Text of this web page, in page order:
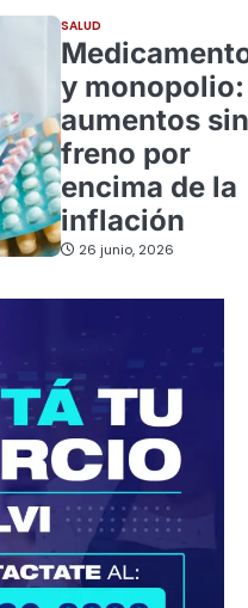
SALUD
y monopolio:
aumentos sin
freno por
encima de la
inflación
26 junio, 2026